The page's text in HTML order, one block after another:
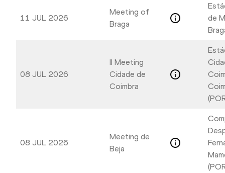
11 JUL 2026
Meeting of
Braga
de
08 JUL 2026
II Meeting
Cidade de
Coimbra
08 JUL 2026
Meeting de
Beja